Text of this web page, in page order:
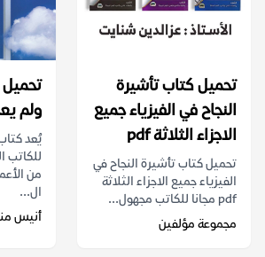
تحميل كتاب تأشيرة
النجاح في الفيزياء جميع
الاجزاء الثلاثة pdf
تحميل كتاب تأشيرة النجاح في
الفيزياء جميع الاجزاء الثلاثة
pdf مجانا للكاتب مجهول...
مجموعة مؤلفين
تحميل
ولم
يُعد
للكاتب
من
ال...
أنيس